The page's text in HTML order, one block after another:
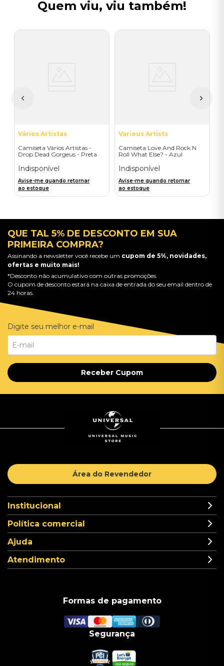
Quem viu, viu também!
Vários Artistas
Camiseta Vários Artistas -
Drop Dead Gorgeus - Preta
Indisponível
Avise-me quando retornar
ao estoque
Various Artists
Camiseta Love And Rock N
Roll What Else? - Azul
Indisponível
Avise-me quando retornar
ao estoque
QUE TAL 5% DE DESCONTO EM SUA
PRIMEIRA COMPRA?
Assinando a newsletter você recebe um cupom de 5%, novidades,
ofertas e muito mais!
*Desconto não acumulativo com outras promoções.
O cupom de desconto estará na caixa de entrada do seu email dentro de
24 horas.
Digite seu melhor e-mail
Receber Cupom
Área do Revendedor
Institucional
Política comercial
Ajuda
Atendimento
Formas de pagamento
Segurança